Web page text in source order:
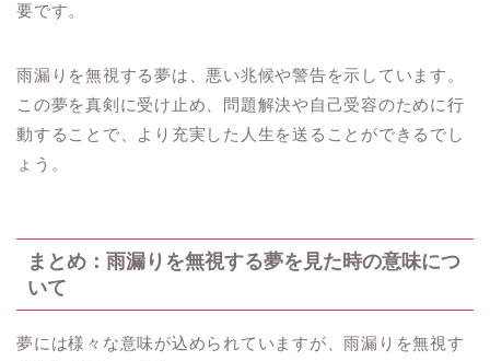
要です。
雨漏りを無視する夢は、悪い兆候や警告を示しています。
この夢を真剣に受け止め、問題解決や自己受容のために行
動することで、より充実した人生を送ることができるでし
ょう。
まとめ：雨漏りを無視する夢を見た時の意味につ
いて
夢には様々な意味が込められていますが、雨漏りを無視す